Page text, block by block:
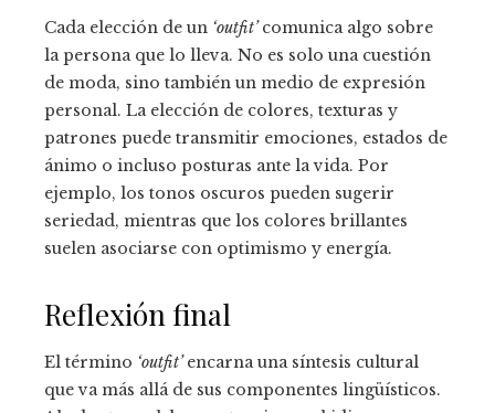
Cada elección de un ‘outfit’comunica algo sobre
la persona que lo lleva. No es solo una cuestión
de moda, sino también un medio de expresión
personal. La elección de colores, texturas y
patrones puede transmitir emociones, estados de
ánimo o incluso posturas ante la vida. Por
ejemplo, los tonos oscuros pueden sugerir
seriedad, mientras que los colores brillantes
suelen asociarse con optimismo y energía.
Reflexión final
El término ‘outfit’encarna una síntesis cultural
que va más allá de sus componentes lingüísticos.